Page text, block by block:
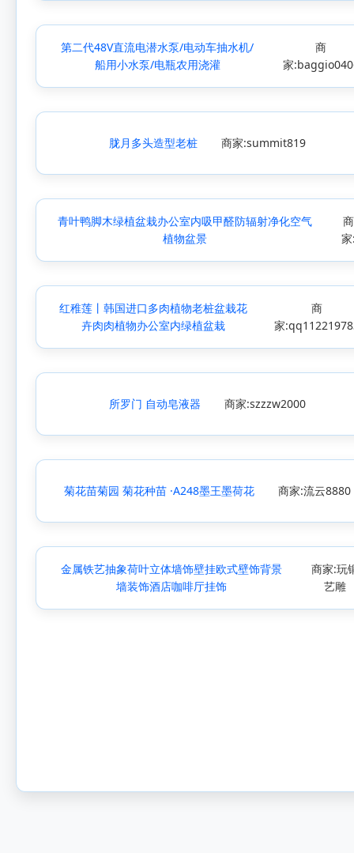
第二代48V直流电潜水泵/电动车抽水机/
船用小水泵/电瓶农用浇灌
商
家
胧月多头造型老桩 商家:summit819
青叶鸭脚木绿植盆栽办公室内吸甲醛防辐射净化空气
植物盆景
商
红稚莲丨韩国进口多肉植物老桩盆栽花
卉肉肉植物办公室内绿植盆栽
商
家
所罗门 自动皂液器 商家:szzzw2000
菊花苗菊园 菊花种苗 ·A248墨王墨荷花 商家:流云8880
金属铁艺抽象荷叶立体墙饰壁挂欧式壁饰背景
墙装饰酒店咖啡厅挂饰
商家:玩
艺雕